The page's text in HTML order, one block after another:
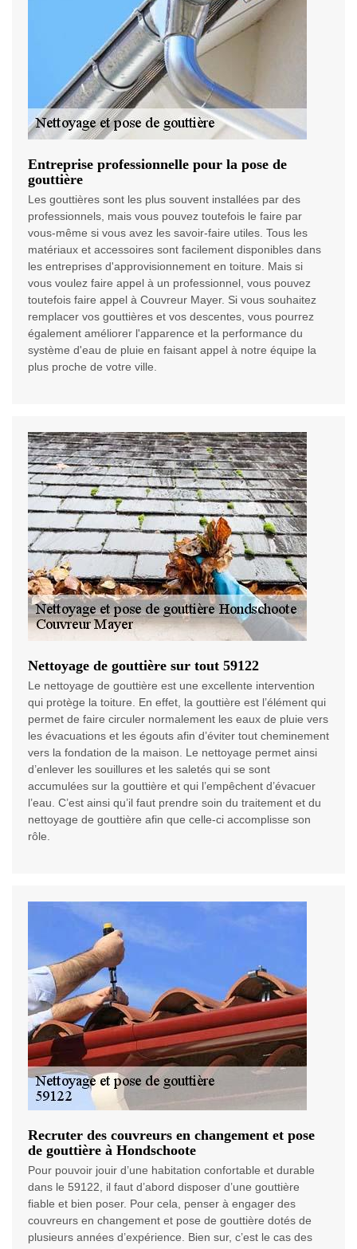
Entreprise professionnelle pour la pose de
gouttière
Les gouttières sont les plus souvent installées par des
professionnels, mais vous pouvez toutefois le faire par
vous-même si vous avez les savoir-faire utiles. Tous les
matériaux et accessoires sont facilement disponibles dans
les entreprises d'approvisionnement en toiture. Mais si
vous voulez faire appel à un professionnel, vous pouvez
toutefois faire appel à Couvreur Mayer. Si vous souhaitez
remplacer vos gouttières et vos descentes, vous pourrez
également améliorer l'apparence et la performance du
système d'eau de pluie en faisant appel à notre équipe la
plus proche de votre ville.
Nettoyage de gouttière sur tout 59122
Le nettoyage de gouttière est une excellente intervention
qui protège la toiture. En effet, la gouttière est l’élément qui
permet de faire circuler normalement les eaux de pluie vers
les évacuations et les égouts afin d’éviter tout cheminement
vers la fondation de la maison. Le nettoyage permet ainsi
d’enlever les souillures et les saletés qui se sont
accumulées sur la gouttière et qui l’empêchent d’évacuer
l’eau. C’est ainsi qu’il faut prendre soin du traitement et du
nettoyage de gouttière afin que celle-ci accomplisse son
rôle.
Recruter des couvreurs en changement et pose
de gouttière à Hondschoote
Pour pouvoir jouir d’une habitation confortable et durable
dans le 59122, il faut d’abord disposer d’une gouttière
fiable et bien poser. Pour cela, penser à engager des
couvreurs en changement et pose de gouttière dotés de
plusieurs années d’expérience. Bien sur, c’est le cas des